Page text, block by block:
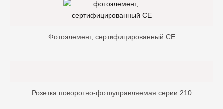
Фотоэлемент, сертифицированный CE
Розетка поворотно-фотоуправляемая серии 210